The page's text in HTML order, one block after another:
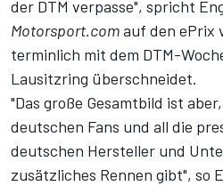
der DTM verpasse", spricht
Motorsport.comauf den ePrix
terminlich mit dem DTM-
Lausitzring überschneidet.
"Das große Gesamtbild ist
deutschen Fans und all die
deutschen Hersteller und
zusätzliches Rennen gibt", so